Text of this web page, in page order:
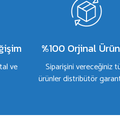
ve
%100 Orjinal
Siparişini vereceğiniz
ürünler distribütör